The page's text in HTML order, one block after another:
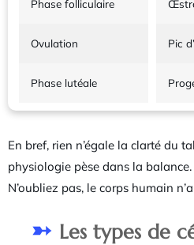
Phase folliculaire
Ovulation Pic
Phase lutéale
En bref, rien n’égale la clarté du
physiologie pèse dans la balance.
N’oubliez pas, le corps humain
Les types de